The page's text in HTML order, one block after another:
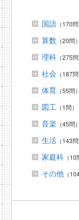
国語（170問
算数 （20問）
理科（275問
社会 （187問
体育（55問）
図工 （1問）
音楽 （45問）
生活（143問
家庭科（10
その他（